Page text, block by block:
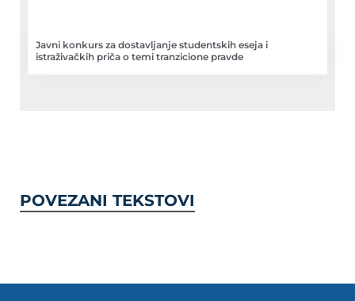
Javni konkurs za dostavljanje studentskih eseja i
istraživačkih priča o temi tranzicione pravde
POVEZANI TEKSTOVI